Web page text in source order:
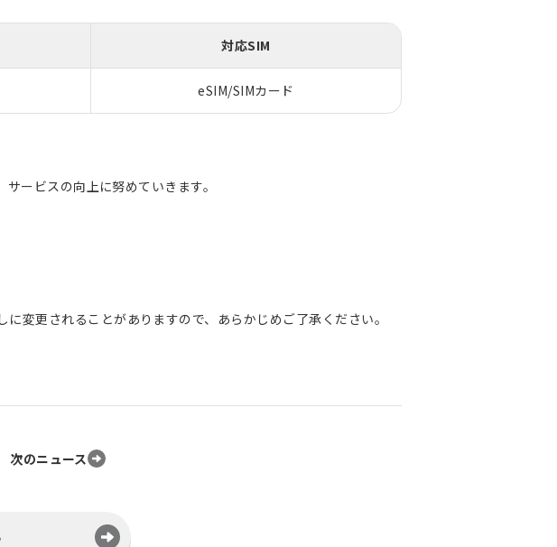
対応SIM
eSIM/SIMカード
ービスの向上に努めていきます。
変更されることがありますので、あらかじめご了承ください。
次のニュース